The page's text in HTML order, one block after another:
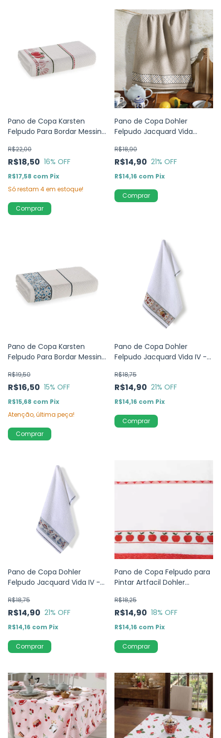
Pano de Copa Karsten
Felpudo Para Bordar Messina
R$18,50
R$22,00
16% OFF
R$17,58 com Pix
Só restam 4em estoque!
Comprar
Pano de Copa Dohler
Felpudo Jacquard Vida
R$14,90
R$18,90
21% OFF
R$14,16 com Pix
Comprar
Pano de Copa Karsten
Felpudo Para Bordar Messina
R$16,50
R$19,50
15% OFF
R$15,68 com Pix
Atenção, última peça!
Comprar
Pano de Copa Dohler
Felpudo Jacquard Vida IV -
R$14,90
R$18,75
21% OFF
R$14,16 com Pix
Pano de Copa Dohler
Felpudo Jacquard Vida IV -
R$14,90
R$18,75
21% OFF
R$14,16 com Pix
Pano de Copa Felpudo para
Pintar Artfacil Dohler
R$14,90
R$18,25
18% OFF
R$14,16 com Pix